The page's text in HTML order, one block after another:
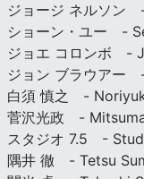
ジョージ ネルソン
ショーン・ユー -
ジョエ コロンボ -
ジョン ブラウアー
白須 慎之 -
菅沢光政 -
スタジオ 7.5 -
隅井 徹 - Tetsu